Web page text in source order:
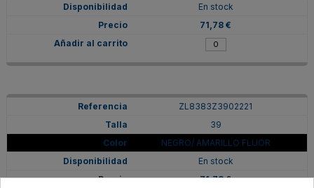
En stock
71,78 €
ZL8383Z3902221
39
NEGRO/ AMARILLO FLUOR
En stock
71,78 €